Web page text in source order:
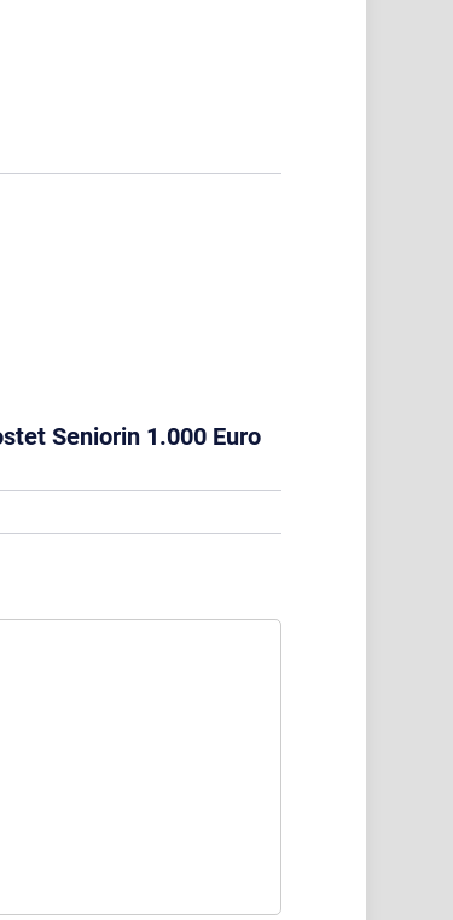
Seniorin 1.000 Euro